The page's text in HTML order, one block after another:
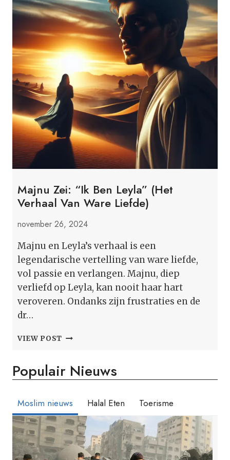
Majnu Zei: “Ik Ben Leyla” (Het
Verhaal Van Ware Liefde)
november 26, 2024
Majnu en Leyla’s verhaal is een
legendarische vertelling van ware liefde,
vol passie en verlangen. Majnu, diep
verliefd op Leyla, kan nooit haar hart
veroveren. Ondanks zijn frustraties en de
dr…
VIEW POST MAJNU
BEN
LEYLA”
VERHAAL
VAN
WARE
LIEFDE)
Populair Nieuws
Moslim nieuws Halal Eten Toerisme